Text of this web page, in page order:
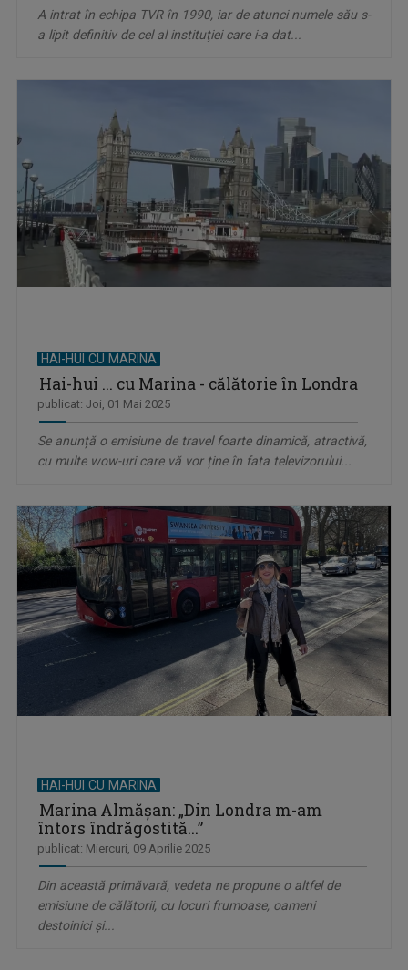
A intrat în echipa TVR în 1990, iar de atunci numele său s-
a lipit definitiv de cel al instituţiei care i-a dat...
HAI-HUI CU MARINA
Hai-hui ... cu Marina - călătorie în Londra
publicat: Joi, 01 Mai 2025
Se anunță o emisiune de travel foarte dinamică, atractivă,
cu multe wow-uri care vă vor ține în fata televizorului...
HAI-HUI CU MARINA
Marina Almăşan: „Din Londra m-am
întors îndrăgostită...”
publicat: Miercuri, 09 Aprilie 2025
Din această primăvară, vedeta ne propune o altfel de
emisiune de călătorii, cu locuri frumoase, oameni
destoinici şi...